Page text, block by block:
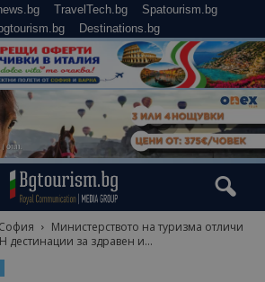
TravelTech.bg
Spatourism.bg
Destinations.bg
София
Министерството на туризма отличи
дестинации за здравен и...